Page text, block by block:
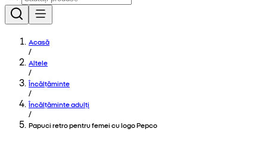
Acasă
/
Altele
/
Încălțăminte
/
Încălțăminte adulți
/
Papuci retro pentru femei cu logo Pepco